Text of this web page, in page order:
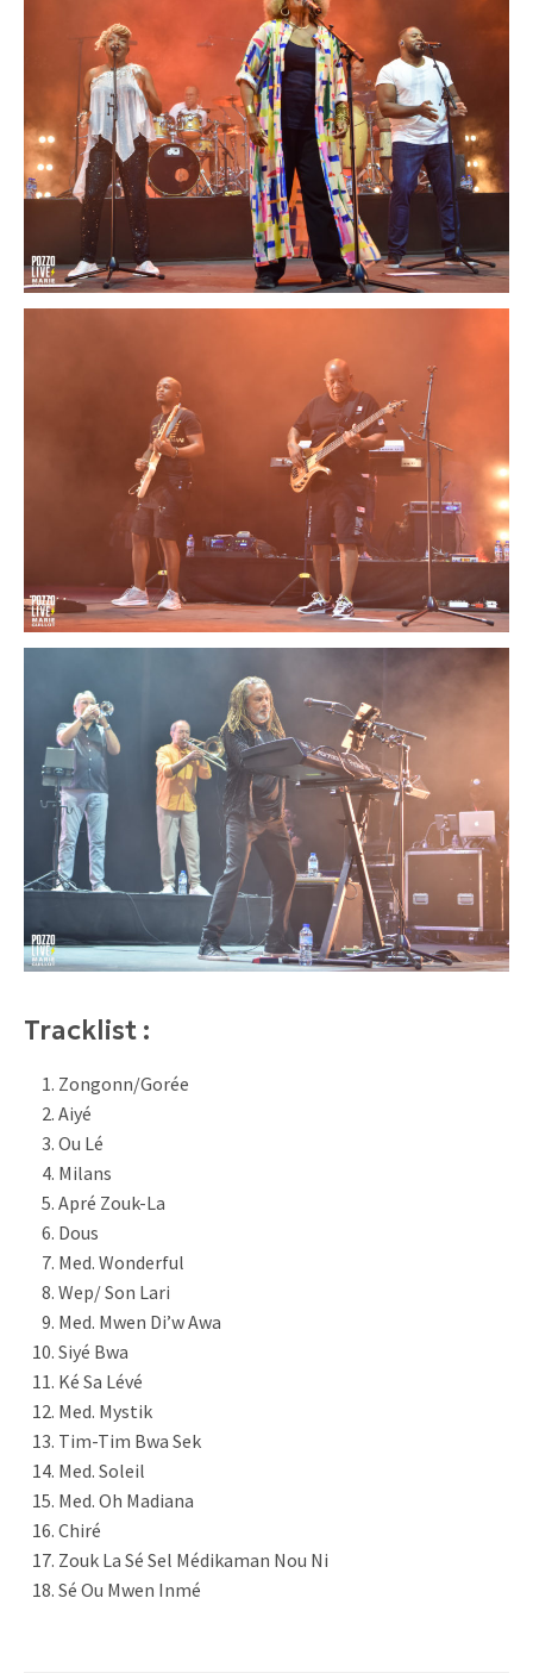
Tracklist :
Zongonn/Gorée
Aiyé
Ou Lé
Milans
Apré Zouk-La
Dous
Med. Wonderful
Wep/ Son Lari
Med. Mwen Di’w Awa
Siyé Bwa
Ké Sa Lévé
Med. Mystik
Tim-Tim Bwa Sek
Med. Soleil
Med. Oh Madiana
Chiré
Zouk La Sé Sel Médikaman Nou Ni
Sé Ou Mwen Inmé